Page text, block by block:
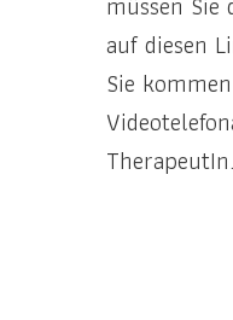
auf diesen
Sie
TherapeutIn.